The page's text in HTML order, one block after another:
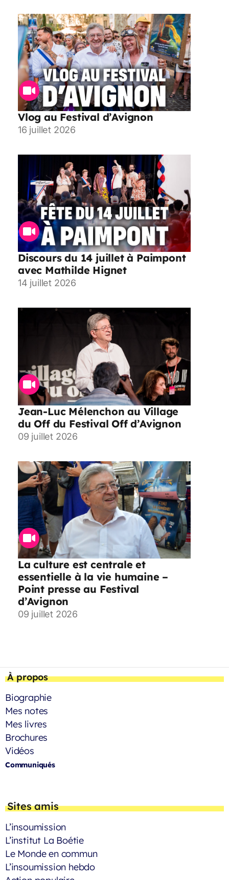
Vlog au Festival d’Avignon
16 juillet 2026
Discours du 14 juillet à Paimpont
avec Mathilde Hignet
14 juillet 2026
Jean-Luc Mélenchon au Village
du Off du Festival Off d’Avignon
09 juillet 2026
La culture est centrale et
essentielle à la vie humaine –
Point presse au Festival
d’Avignon
09 juillet 2026
À propos
Biographie
Mes notes
Mes livres
Brochures
Vidéos
Communiqués
Sites amis
L’insoumission
L’institut La Boétie
Le Monde en commun
L’insoumission hebdo